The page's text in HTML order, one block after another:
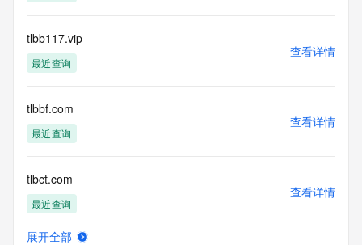
tlbb117.vip
最近查询
查看详情
tlbbf.com
最近查询
查看详情
tlbct.com
最近查询
查看详情
展开全部